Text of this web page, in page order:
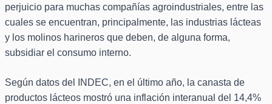
perjuicio para muchas compañías agroindustriales, entre las
cuales se encuentran, principalmente, las industrias lácteas
y los molinos harineros que deben, de alguna forma,
subsidiar el consumo interno.
Según datos del INDEC, en el último año, la canasta de
productos lácteos mostró una inflación interanual del 14,4%